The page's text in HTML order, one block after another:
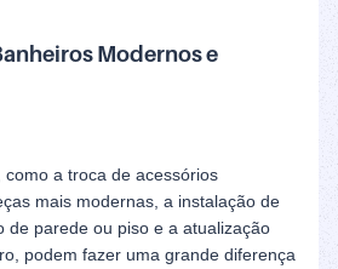
Modernos e
como a troca de acessórios
mais modernas, a instalação de
de parede ou piso e a atualização
podem fazer uma grande diferença